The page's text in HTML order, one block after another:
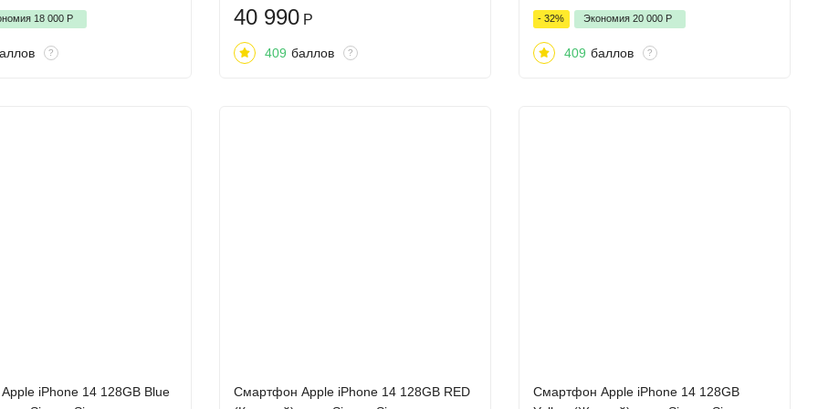
18 000 Р
?
40 990 Р
409 баллов ?
- 32% Экономия 20 000 Р
409 баллов ?
iPhone 14 128GB Blue
Смартфон Apple iPhone 14 128GB RED
Смартфон Apple iPhone 14 128GB